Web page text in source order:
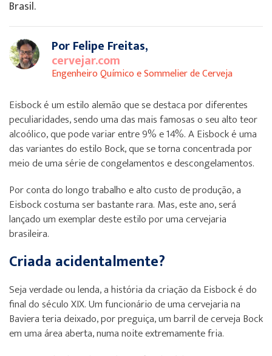
Brasil.
Por Felipe Freitas,
cervejar.com
Engenheiro Químico e Sommelier de Cerveja
Eisbock é um estilo alemão que se destaca por diferentes
peculiaridades, sendo uma das mais famosas o seu alto teor
alcoólico, que pode variar entre 9% e 14%. A Eisbock é uma
das variantes do estilo Bock, que se torna concentrada por
meio de uma série de congelamentos e descongelamentos.
Por conta do longo trabalho e alto custo de produção, a
Eisbock costuma ser bastante rara. Mas, este ano, será
lançado um exemplar deste estilo por uma cervejaria
brasileira.
Criada acidentalmente?
Seja verdade ou lenda, a história da criação da Eisbock é do
final do século XIX. Um funcionário de uma cervejaria na
Baviera teria deixado, por preguiça, um barril de cerveja Bock
em uma área aberta, numa noite extremamente fria.